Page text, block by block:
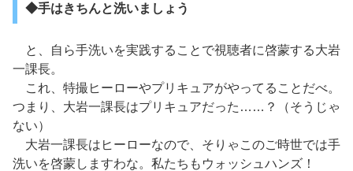
◆手はきちんと洗いましょう
と、自ら手洗いを実践することで視聴者に啓蒙する大岩
一課長。
これ、特撮ヒーローやプリキュアがやってることだべ。
つまり、大岩一課長はプリキュアだった……？（そうじゃ
ない）
大岩一課長はヒーローなので、そりゃこのご時世では手
洗いを啓蒙しますわな。私たちもウォッシュハンズ！